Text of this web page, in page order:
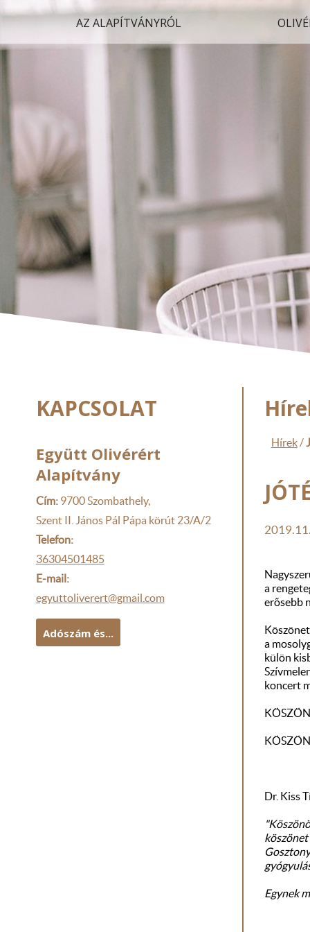
AZ ALAPÍTVÁNYRÓL
KAPCSOLAT
Együtt Olivérért
Alapítvány
Cím:9700 Szombathely,
Szent II. János Pál Pápa körút 23/A/2
Telefon:
36304501485
E-mail:
egyuttoliverert@gmail.com
Adószám és...
Hírek/
a
erősebb
a
külön
koncert
Dr. Kiss
Egynek